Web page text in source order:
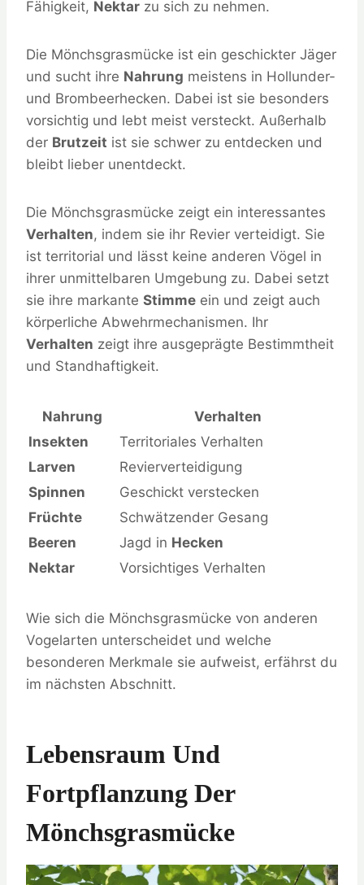
Fähigkeit, Nektar zu sich zu nehmen.
Die Mönchsgrasmücke ist ein geschickter Jäger
und sucht ihre Nahrung meistens in Hollunder-
und Brombeerhecken. Dabei ist sie besonders
vorsichtig und lebt meist versteckt. Außerhalb
der Brutzeit ist sie schwer zu entdecken und
bleibt lieber unentdeckt.
Die Mönchsgrasmücke zeigt ein interessantes
Verhalten, indem sie ihr Revier verteidigt. Sie
ist territorial und lässt keine anderen Vögel in
ihrer unmittelbaren Umgebung zu. Dabei setzt
sie ihre markante Stimme ein und zeigt auch
körperliche Abwehrmechanismen. Ihr
Verhalten zeigt ihre ausgeprägte Bestimmtheit
und Standhaftigkeit.
Nahrung
Verhalten
Insekten
Territoriales Verhalten
Larven
Revierverteidigung
Spinnen
Geschickt verstecken
Früchte
Schwätzender Gesang
Beeren
Jagd in Hecken
Nektar
Vorsichtiges Verhalten
Wie sich die Mönchsgrasmücke von anderen
Vogelarten unterscheidet und welche
besonderen Merkmale sie aufweist, erfährst du
im nächsten Abschnitt.
Lebensraum Und
Fortpflanzung Der
Mönchsgrasmücke